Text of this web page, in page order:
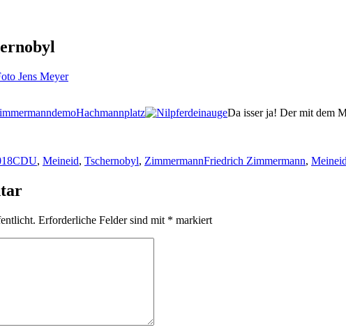
Da isser ja! Der mit dem
CDU, Meineid, Tschernobyl, ZimmermannFriedrich Zimmermann, Meineid
Erforderliche Felder sind mit * markiert